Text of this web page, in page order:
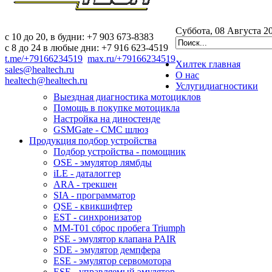
c 10 до 20, в будни: +7 903 673-8383
с 8 до 24 в любые дни: +7 916 623-4519
t.me/+79166234519 max.ru/+79166234519
sales@healtech.ru
healtech@healtech.ru
Суббота, 08 Августа
Хилтек главная
О нас
Услугидиагностики
Выездная диагностика мотоциклов
Помощь в покупке мотоцикла
Настройка на диностенде
GSMGate - СМС шлюз
Продукция подбор устройства
Подбор устройства - помощник
OSE - эмулятор лямбды
iLE - даталоггер
ARA - трекшен
SIA - программатор
QSE - квикшифтер
EST - синхронизатор
MM-T01 сброс пробега Triumph
PSE - эмулятор клапана PAIR
SDE - эмулятор демпфера
ESE - эмулятор сервомотора